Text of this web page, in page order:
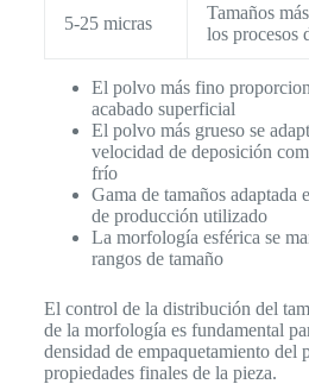
5-25 micras
Tamaños
los procesos
El polvo más fino
acabado superficial
El polvo más grueso se
velocidad de deposición
frío
Gama de tamaños adaptada
de producción utilizado
La morfología esférica se
rangos de tamaño
El control de la distribución del
de la morfología es fundamental
densidad de empaquetamiento del
propiedades finales de la pieza.